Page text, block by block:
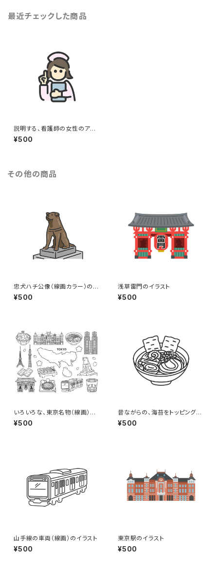
最近チェックした商品
説明する、看護師の女性のアイ
コン（線画カラー）のイラスト
¥500
その他の商品
忠犬ハチ公像（線画カラー）のイ
ラスト
¥500
浅草雷門のイラスト
¥500
いろいろな、東京名物（線画）の
イラストセット
¥500
昔ながらの、海苔をトッピングし
た醤油ラーメン（線画）のイラス
ト
¥500
山手線の車両（線画）のイラスト
¥500
東京駅のイラスト
¥500